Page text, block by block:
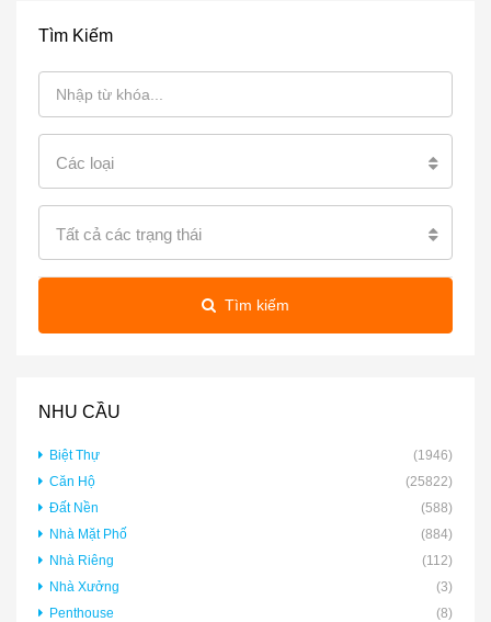
Tìm Kiếm
Các loại
Tất cả các trạng thái
Tìm kiếm
NHU CẦU
Biệt Thự
(1946)
Căn Hộ
(25822)
Đất Nền
(588)
Nhà Mặt Phố
(884)
Nhà Riêng
(112)
Nhà Xưởng
(3)
Penthouse
(8)